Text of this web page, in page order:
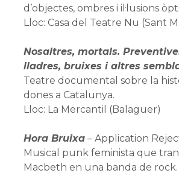
d’objectes, ombres i il·lusions
Lloc: Casa del Teatre Nu (Sant
Nosaltres, mortals.
lladres, bruixes i altres
Teatre documental sobre la
dones a Catalunya.
Lloc: La Mercantil (Balaguer)
Hora Bruixa– Application
Musical punk feminista que
Macbeth en una banda de rock.